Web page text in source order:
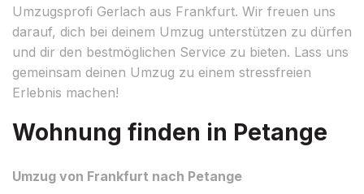
Umzugsprofi Gerlach aus Frankfurt. Wir freuen uns
darauf, dich bei deinem Umzug unterstützen zu dürfen
und dir den bestmöglichen Service zu bieten. Lass uns
gemeinsam deinen Umzug zu einem stressfreien
Erlebnis machen!
Wohnung finden in Petange
Umzug von Frankfurt nach Petange